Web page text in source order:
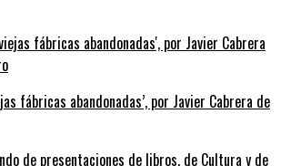
fábricas abandonadas’, por Javier Cabrera de